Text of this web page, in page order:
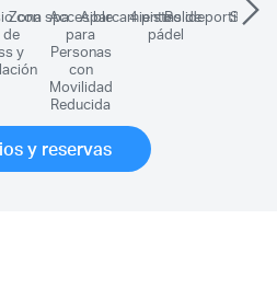
con
de
y
Zona spaAccesible
para
Personas
con
Movilidad
Reducida
Aparcamiento
4 pistas de
pádel
Polideportivo
Sauna
y reservas